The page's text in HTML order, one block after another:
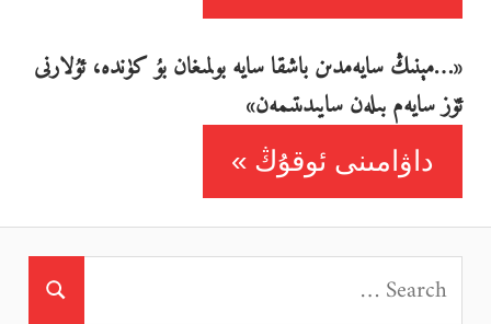
«…مېنىڭ سايەمدىن باشقا سايە بولمىغان بۇ كۈندە، ئۇلارنى
ئۆز سايەم بىلەن سايىدىتىمەن»
داۋامىنى ئوقۇڭ